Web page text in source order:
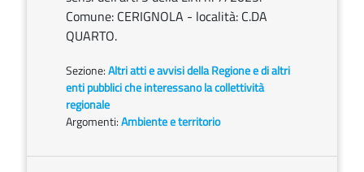
Comune: CERIGNOLA - località: C.DA
QUARTO.
Sezione:Altri atti e avvisi della Regione e di altri
enti pubblici che interessano la collettività
regionale
Argomenti:Ambiente e territorio